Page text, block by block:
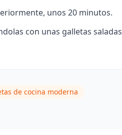
unos 20 minutos.
con unas galletas saladas
de cocina moderna